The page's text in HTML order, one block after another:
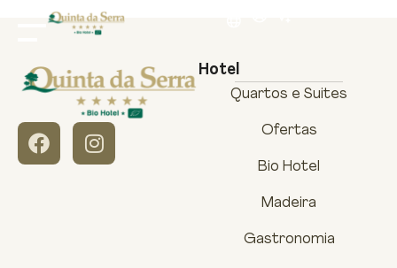
Hotel
Quartos e Suites
Ofertas
Bio Hotel
Madeira
Gastronomia